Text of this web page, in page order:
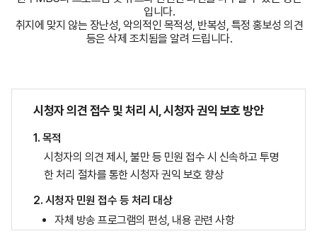
입니다.
취지에 맞지 않는 장난성, 악의적인 목적성, 반복성, 특정 홍보성 의견
등은 삭제 조치됨을 알려 드립니다.
시청자 의견 접수 및 처리 시, 시청자 권익 보호 방안
1. 목적
시청자의 의견 제시, 불만 등 민원 접수 시 신속하고 투명
한 처리 절차를 통한 시청자 권익 보호 향상
2. 시청자 민원 접수 등 처리 대상
자체 방송 프로그램의 편성, 내용 관련 사항